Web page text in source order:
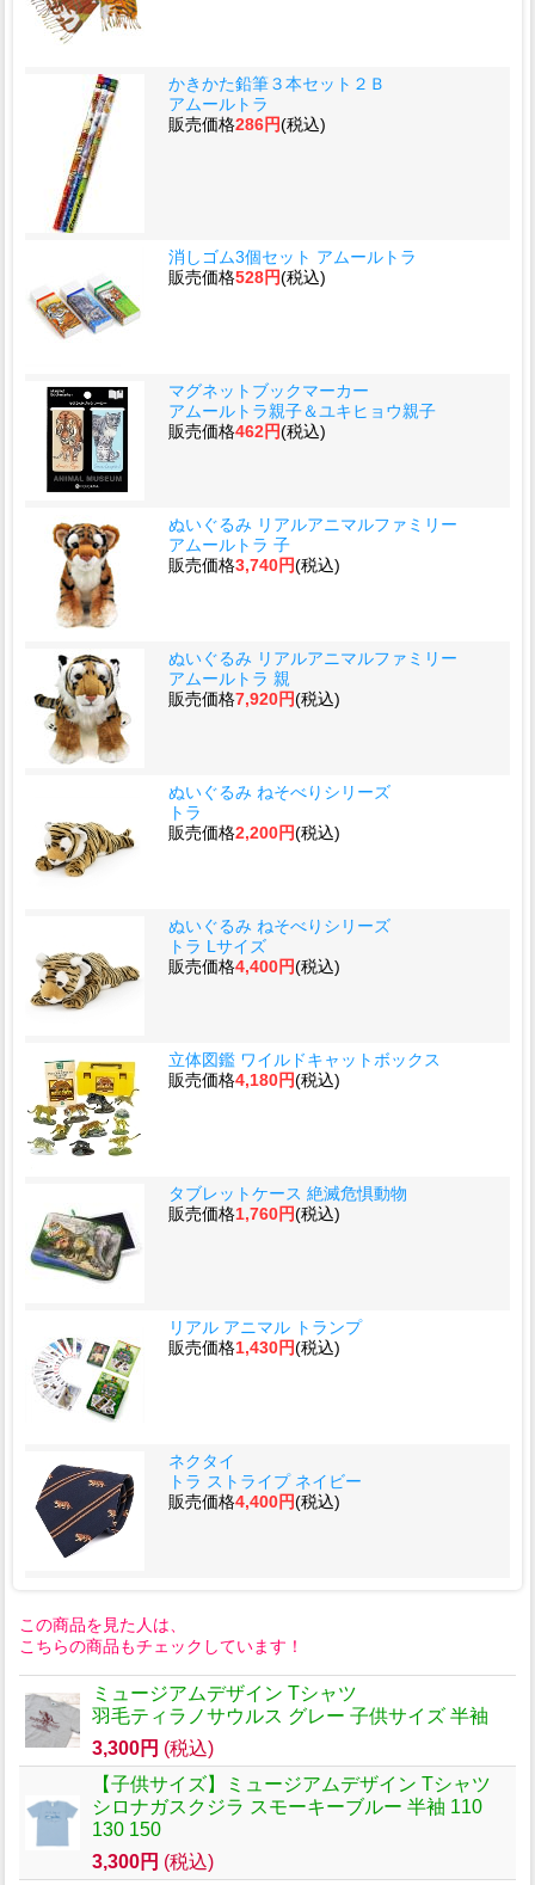
かきかた鉛筆３本セット２Ｂ
アムールトラ
販売価格286円(税込)
消しゴム3個セット アムールトラ
販売価格528円(税込)
マグネットブックマーカー
アムールトラ親子＆ユキヒョウ親子
販売価格462円(税込)
ぬいぐるみ リアルアニマルファミリー
アムールトラ 子
販売価格3,740円(税込)
ぬいぐるみ リアルアニマルファミリー
アムールトラ 親
販売価格7,920円(税込)
ぬいぐるみ ねそべりシリーズ
トラ
販売価格2,200円(税込)
ぬいぐるみ ねそべりシリーズ
トラ Lサイズ
販売価格4,400円(税込)
立体図鑑 ワイルドキャットボックス
販売価格4,180円(税込)
タブレットケース 絶滅危惧動物
販売価格1,760円(税込)
リアル アニマル トランプ
販売価格1,430円(税込)
ネクタイ
トラ ストライプ ネイビー
販売価格4,400円(税込)
この商品を見た人は、
こちらの商品もチェックしています！
ミュージアムデザイン Tシャツ
羽毛ティラノサウルス グレー 子供サイズ 半袖
3,300円 (税込)
【子供サイズ】ミュージアムデザイン Tシャツ
シロナガスクジラ スモーキーブルー 半袖 110
130 150
3,300円 (税込)